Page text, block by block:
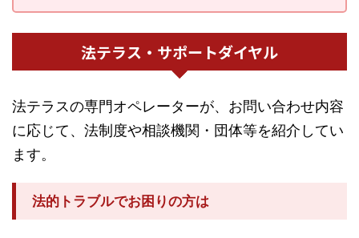
法テラス・サポートダイヤル
法テラスの専門オペレーターが、お問い合わせ内容
に応じて、法制度や相談機関・団体等を紹介してい
ます。
法的トラブルでお困りの方は